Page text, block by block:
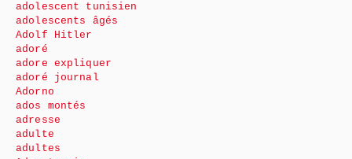
adolescent tunisien
adolescents âgés
Adolf Hitler
adoré
adore expliquer
adoré journal
Adorno
ados montés
adresse
adulte
adultes